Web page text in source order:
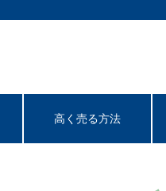
高く売る方法